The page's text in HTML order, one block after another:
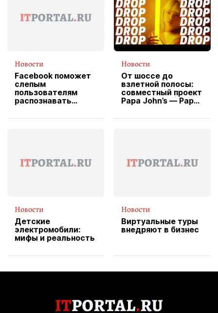
Новости
Facebook поможет
слепым
пользователям
распознавать
Новости
От шоссе до
взлетной полосы:
совместный проект
Papa John’s — Papa
вводит
Новости
Детские
электромобили:
мифы и реальность
Новости
Виртуальные туры
внедряют в бизнес